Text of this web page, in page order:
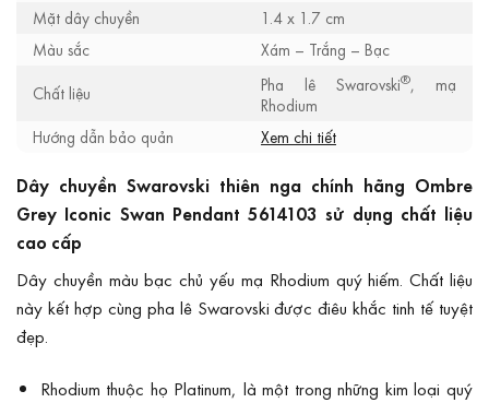
Mặt dây chuyền
1.4 x 1.7 cm
Màu sắc
Xám – Trắng – Bạc
Chất liệu
Pha lê Swarovski®, mạ
Rhodium
Hướng dẫn bảo quản
Xem chi tiết
Dây chuyền Swarovski thiên nga chính hãng Ombre
Grey Iconic Swan Pendant 5614103 sử dụng chất liệu
cao cấp
Dây chuyền màu bạc chủ yếu mạ Rhodium quý hiếm. Chất liệu
này kết hợp cùng pha lê Swarovski được điêu khắc tinh tế tuyệt
đẹp.
Rhodium thuộc họ Platinum, là một trong những kim loại quý